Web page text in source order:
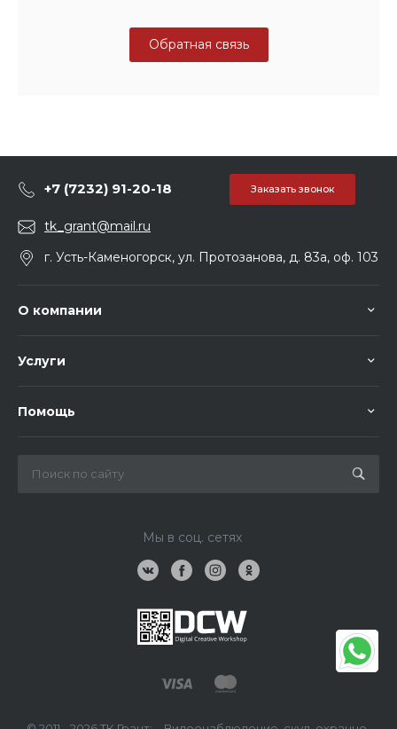
Обратная связь
+7 (7232) 91-20-18 Заказать звонок
tk_grant@mail.ru
г. Усть-Каменогорск, ул. Протозанова, д. 83а, оф. 103
О компании
Услуги
Помощь
Мы в соц. сетях